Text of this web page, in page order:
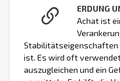
ERDUNG
Achat ist
Stabilitätseigenschaften
ist. Es wird oft
auszugleichen und ein